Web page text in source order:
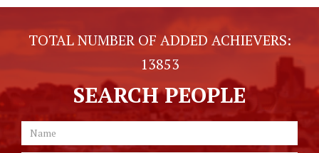
TOTAL NUMBER OF ADDED ACHIEVERS:
13853
SEARCH PEOPLE